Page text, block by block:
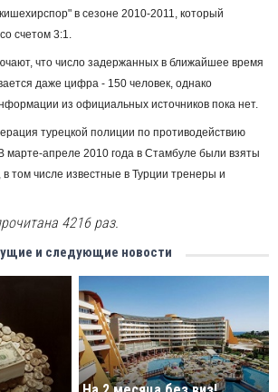
в сезоне 2010-2011, который
счетом 3:1.
что число задержанных в ближайшее время
даже цифра - 150 человек, однако
из официальных источников пока нет.
турецкой полиции по противодействию
марте-апреле 2010 года в Стамбуле были взяты
в том числе известные в Турции тренеры и
4216 раз.
и следующие новости